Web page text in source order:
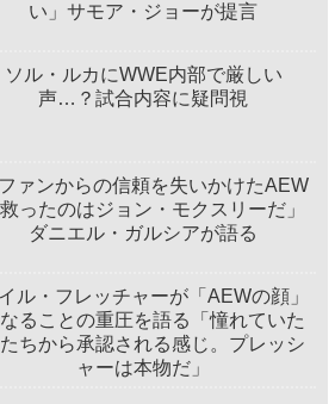
い」サモア・ジョーが提言
ソル・ルカにWWE内部で厳しい
声…？試合内容に疑問視
ファンからの信頼を失いかけたAEW
ったのはジョン・モクスリーだ」
ダニエル・ガルシアが語る
ル・フレッチャーが「AEWの顔」
ることの重圧を語る「憧れていた
たちから承認される感じ。プレッシ
ャーは本物だ」